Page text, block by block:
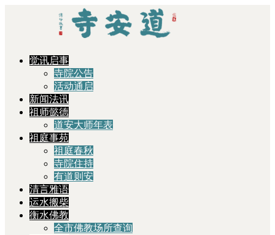
觉讯启事
寺院公告
活动通启
新闻法讯
祖师懿德
道安大师年表
祖庭事苑
祖庭春秋
寺院住持
有道则安
清言雅语
运水搬柴
衡水佛教
全市佛教场所查询